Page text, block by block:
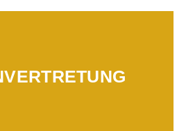
erfahren...